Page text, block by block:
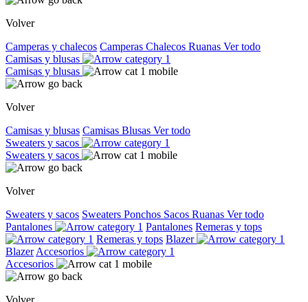
Volver
Camperas y chalecos Camperas Chalecos Ruanas Ver todo
Camisas y blusas
Camisas y blusas
Volver
Camisas y blusas Camisas Blusas Ver todo
Sweaters y sacos
Sweaters y sacos
Volver
Sweaters y sacos Sweaters Ponchos Sacos Ruanas Ver todo
Pantalones
Pantalones Remeras y tops
Remeras y tops Blazer
Blazer Accesorios
Accesorios
Volver